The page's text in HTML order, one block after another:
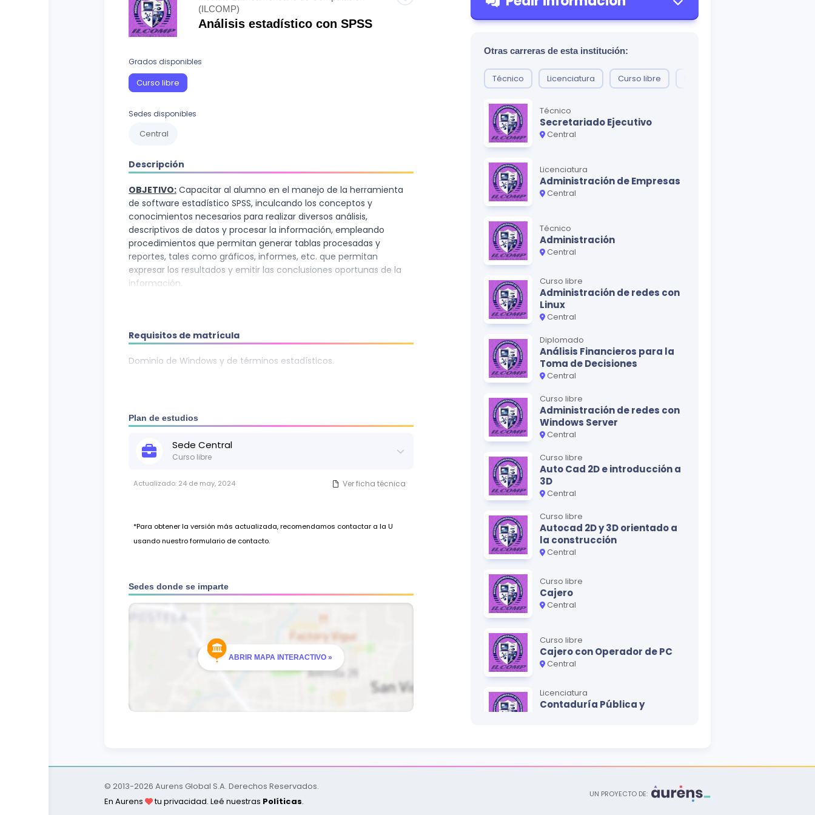
Ingenierías y Arquitectura
(ILCOMP)
Análisis estadístico con SPSS
Grados disponibles
Curso libre
Sedes disponibles
Central
Descripción
OBJETIVO: Capacitar al alumno en el manejo de la herramienta
de software estadístico SPSS, inculcando los conceptos y
conocimientos necesarios para realizar diversos análisis,
descriptivos de datos y procesar la información, empleando
procedimientos que permitan generar tablas procesadas y
reportes, tales como gráficos, informes, etc. que permitan
expresar los resultados y emitir las conclusiones oportunas de la
información.
informática capaz de analizar y procesar datos estadísticos y
variable de manera dinámica y amigable.
Requisitos de matrícula
Dominio de Windows y de términos estadísticos.
Plan de estudios
Sede Central
Curso libre
Actualizado: 24 de may, 2024 Ver ficha técnica
*Para obtener la versión más actualizada, recomendamos contactar a la U
usando nuestro formulario de contacto.
Otras carreras de esta institución:
Técnico Licenciatura Curso libre
Técnico
Secretariado Ejecutivo
Central
Licenciatura
Administración de Empresas
Central
Técnico
Administración
Central
Curso libre
Administración de redes con
Linux
Central
Diplomado
Análisis Financieros para la
Toma de Decisiones
Central
Curso libre
Administración de redes con
Windows Server
Central
Curso libre
Auto Cad 2D e introducción a
3D
Central
Curso libre
Autocad 2D y 3D orientado a
la construcción
Central
Curso libre
Cajero
Central
Curso libre
Cajero con Operador de PC
Central
Licenciatura
Contaduría Pública y
Contabilidad
Sedes donde se imparte
ABRIR MAPA INTERACTIVO »
© 2013-2026 Aurens Global S.A. Derechos Reservados.
En Aurens
tu privacidad. Leé nuestras Políticas.
UN PROYECTO DE: